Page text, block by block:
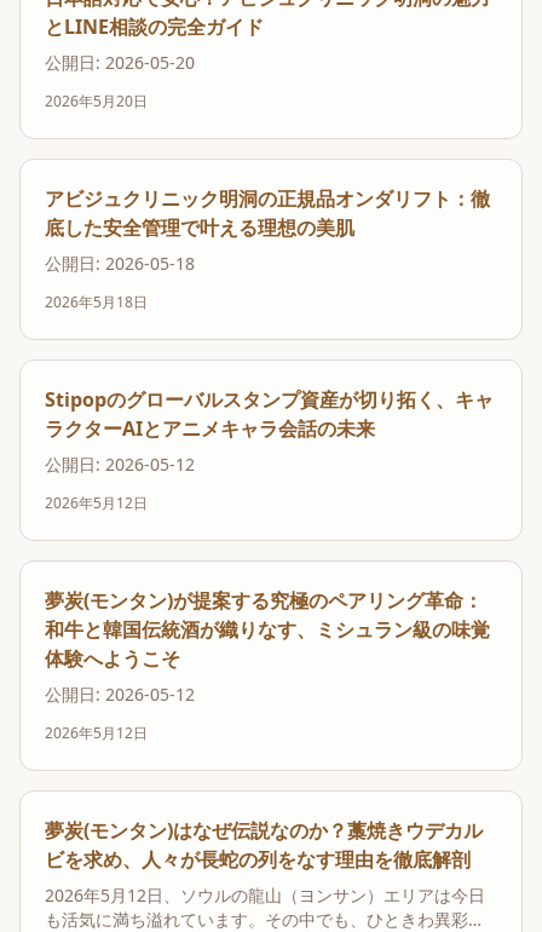
とLINE相談の完全ガイド
公開日: 2026-05-20
2026年5月20日
アビジュクリニック明洞の正規品オンダリフト：徹
底した安全管理で叶える理想の美肌
公開日: 2026-05-18
2026年5月18日
Stipopのグローバルスタンプ資産が切り拓く、キャ
ラクターAIとアニメキャラ会話の未来
公開日: 2026-05-12
2026年5月12日
夢炭(モンタン)が提案する究極のペアリング革命：
和牛と韓国伝統酒が織りなす、ミシュラン級の味覚
体験へようこそ
公開日: 2026-05-12
2026年5月12日
夢炭(モンタン)はなぜ伝説なのか？藁焼きウデカル
ビを求め、人々が長蛇の列をなす理由を徹底解剖
2026年5月12日、ソウルの龍山（ヨンサン）エリアは今日
も活気に満ち溢れています。その中でも、ひときわ異彩を